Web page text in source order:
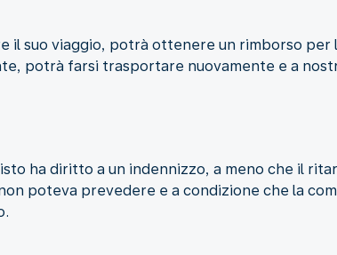
il suo viaggio, potrà ottenere un rimborso per
potrà farsi trasportare nuovamente e a
ha diritto a un indennizzo, a meno che il
poteva prevedere e a condizione che la